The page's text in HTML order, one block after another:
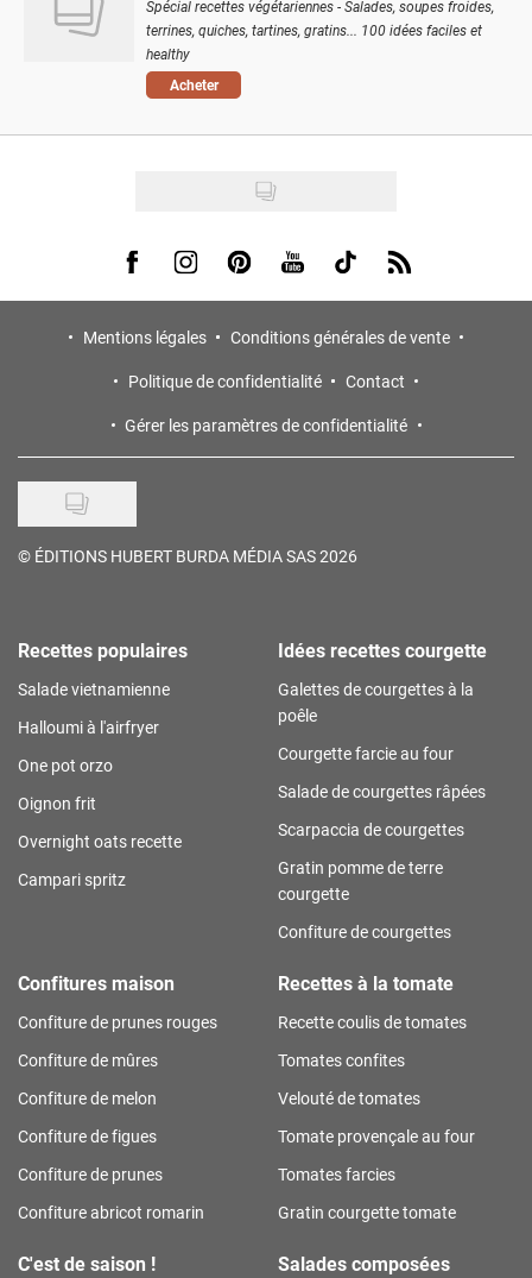
Spécial recettes végétariennes - Salades, soupes froides,
terrines, quiches, tartines, gratins... 100 idées faciles et
healthy
Acheter
Visit us on Facebook
Visit us on Instagram
Visit us on Pinterest
Visit us on Youtube
Visit us on Tiktok
Visit us on Rss
Mentions légales
Conditions générales de vente
Politique de confidentialité
Contact
Gérer les paramètres de confidentialité
© ÉDITIONS HUBERT BURDA MÉDIA SAS 2026
Recettes populaires
Salade vietnamienne
Halloumi à l'airfryer
One pot orzo
Oignon frit
Overnight oats recette
Campari spritz
Idées recettes courgette
Galettes de courgettes à la
poêle
Courgette farcie au four
Salade de courgettes râpées
Scarpaccia de courgettes
Gratin pomme de terre
courgette
Confiture de courgettes
Confitures maison
Confiture de prunes rouges
Confiture de mûres
Confiture de melon
Confiture de figues
Confiture de prunes
Confiture abricot romarin
Recettes à la tomate
Recette coulis de tomates
Tomates confites
Velouté de tomates
Tomate provençale au four
Tomates farcies
Gratin courgette tomate
C'est de saison ! Salades composées